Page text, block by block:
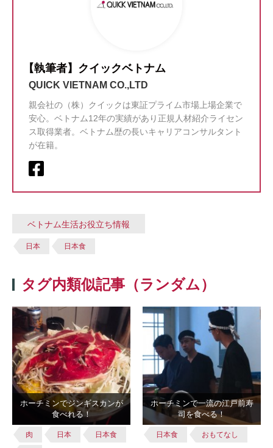
【執筆者】クイックベトナム
QUICK VIETNAM CO.,LTD
親会社の（株）クイックは東証プライム市場上場企業で
安心。ベトナム12年の実績があり正規人材紹介ライセン
ス取得業者。ベトナム歴の長いキャリアコンサルタント
が在籍。
ベトナム生活お役立ち情報
日本 日本食
タグ内類似記事（ランダム）
ホーチミンでジンギスカンが
食べれる！
肉 日本 日本食
ホーチミンで一流の江戸前寿
司を食べる！
日本食 おもてなし